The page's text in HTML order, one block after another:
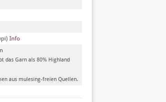
Info
das Garn als 80% Highland
aus mulesing-freien Quellen.